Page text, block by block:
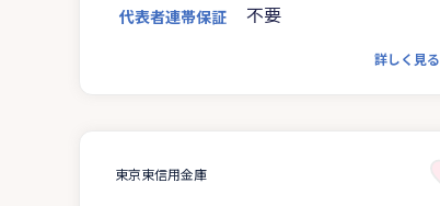
代表者連帯保証 不要
詳しく見る
東京東信用金庫